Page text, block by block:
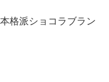
格派ショコラブラン